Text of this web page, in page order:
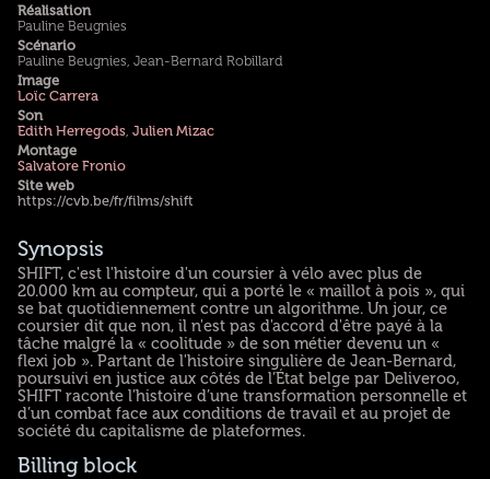
Réalisation
Pauline Beugnies
Scénario
Pauline Beugnies, Jean-Bernard Robillard
Image
Loïc Carrera
Son
Edith Herregods, Julien Mizac
Montage
Salvatore Fronio
Site web
https://cvb.be/fr/films/shift
Synopsis
SHIFT, c'est l'histoire d'un coursier à vélo avec plus de
20.000 km au compteur, qui a porté le « maillot à pois », qui
se bat quotidiennement contre un algorithme. Un jour, ce
coursier dit que non, il n'est pas d'accord d'être payé à la
tâche malgré la « coolitude » de son métier devenu un «
flexi job ». Partant de l'histoire singulière de Jean-Bernard,
poursuivi en justice aux côtés de l’État belge par Deliveroo,
SHIFT raconte l’histoire d’une transformation personnelle et
d’un combat face aux conditions de travail et au projet de
société du capitalisme de plateformes.
Billing block